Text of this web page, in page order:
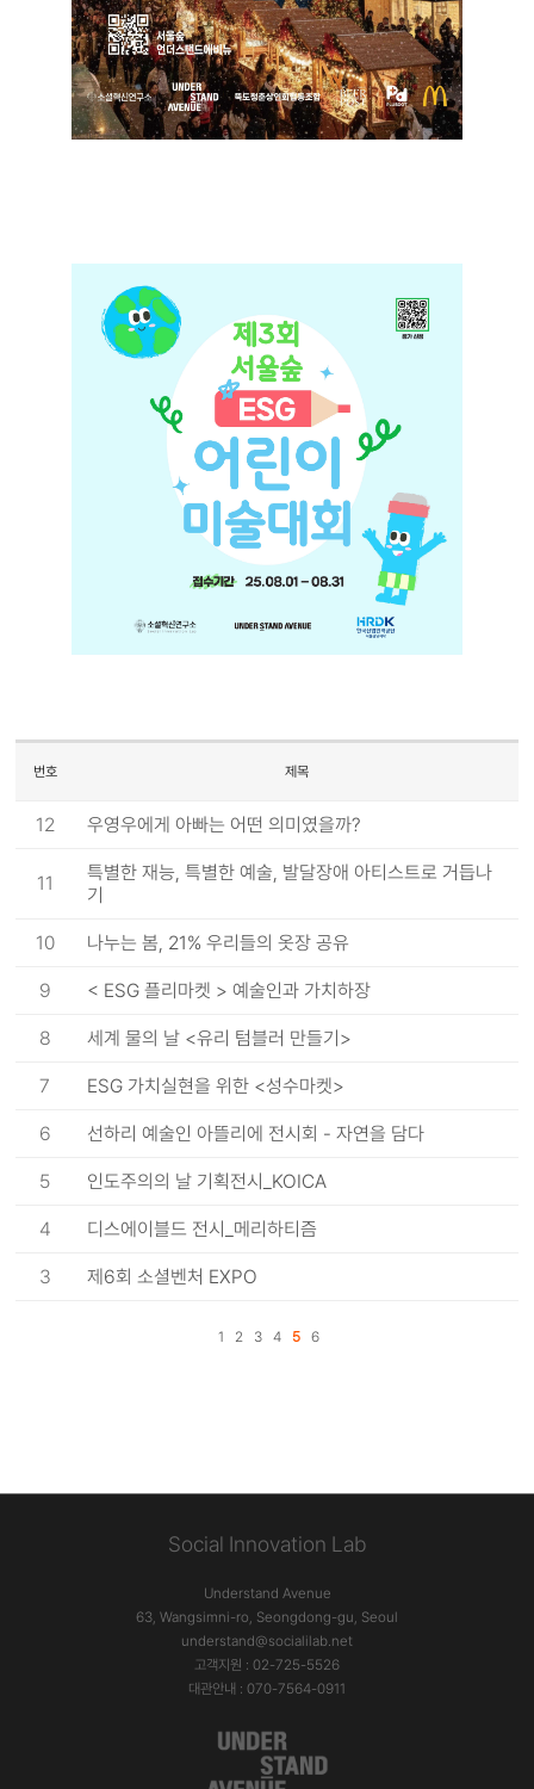
+
서울숲 ESG 어린이 미술대회
번호 제목
12 우영우에게 아빠는 어떤 의미였을까?
11
특별한 재능, 특별한 예술, 발달장애 아티스트로 거듭나
기
10 나누는 봄, 21% 우리들의 옷장 공유
9 < ESG 플리마켓 > 예술인과 가치하장
8 세계 물의 날 <유리 텀블러 만들기>
7 ESG 가치실현을 위한 <성수마켓>
6 선하리 예술인 아뜰리에 전시회 - 자연을 담다
5 인도주의의 날 기획전시_KOICA
4 디스에이블드 전시_메리하티즘
3 제6회 소셜벤처 EXPO
1 2 3 4 5 6
Social Innovation Lab
Understand Avenue
63, Wangsimni-ro, Seongdong-gu, Seoul
understand@socialilab.net
고객지원 : 02-725-5526
대관안내 : 070-7564-0911